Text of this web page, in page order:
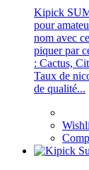
Kipick
pour
nom avec
piquer par
: Cactus,
Taux de
de qualité...